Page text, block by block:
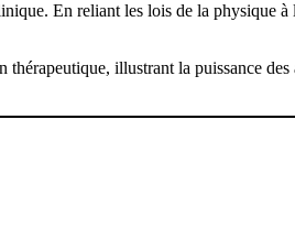
En reliant les lois de la physique
illustrant la puissance